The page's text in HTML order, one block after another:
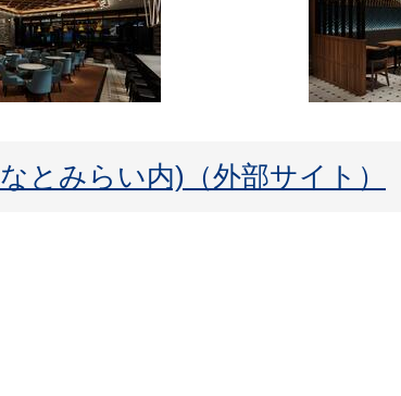
とみらい内)（外部サイト）